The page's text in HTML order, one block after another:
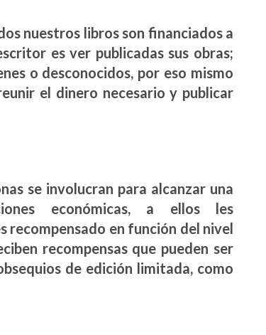
nuestros libros son financiados a
es ver publicadas sus obras;
o desconocidos, por eso mismo
el dinero necesario y publicar
se involucran para alcanzar una
económicas, a ellos les
recompensado en función del nivel
recompensas que pueden ser
de edición limitada, como